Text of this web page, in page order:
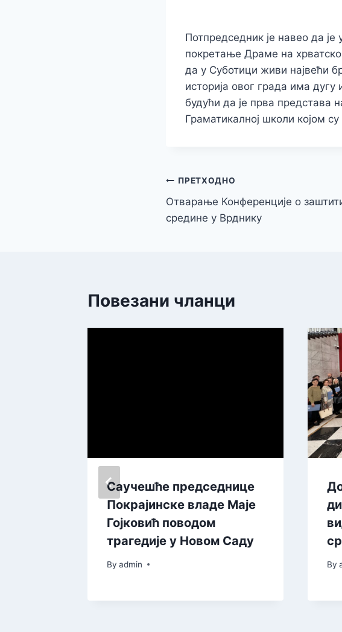
Потпредседник је навео да
покретање Драме на
да у Суботици живи највећи
историја овог града има дугу
будући да је прва представа
Граматикалној школи којом
Кретање
чланка
ПРЕТХОДНО
Отварање Конференције о
средине у Врднику
Повезани чланци
Саучешће председнице
Покрајинске владе Маје
Гојковић поводом
трагедије у Новом Саду
By admin By